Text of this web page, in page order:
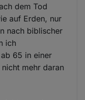
dem Tod
auf Erden, nur
nach biblischer
ich
65 in einer
mehr daran